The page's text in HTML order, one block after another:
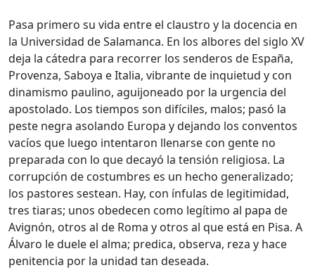
Pasa primero su vida entre el claustro y la docencia en
la Universidad de Salamanca. En los albores del siglo XV
deja la cátedra para recorrer los senderos de España,
Provenza, Saboya e Italia, vibrante de inquietud y con
dinamismo paulino, aguijoneado por la urgencia del
apostolado. Los tiempos son difíciles, malos; pasó la
peste negra asolando Europa y dejando los conventos
vacíos que luego intentaron llenarse con gente no
preparada con lo que decayó la tensión religiosa. La
corrupción de costumbres es un hecho generalizado;
los pastores sestean. Hay, con ínfulas de legitimidad,
tres tiaras; unos obedecen como legítimo al papa de
Avignón, otros al de Roma y otros al que está en Pisa. A
Álvaro le duele el alma; predica, observa, reza y hace
penitencia por la unidad tan deseada.